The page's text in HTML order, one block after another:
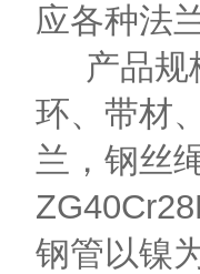
应各种法
产品规
环、带材
兰，钢丝
钢管以镍